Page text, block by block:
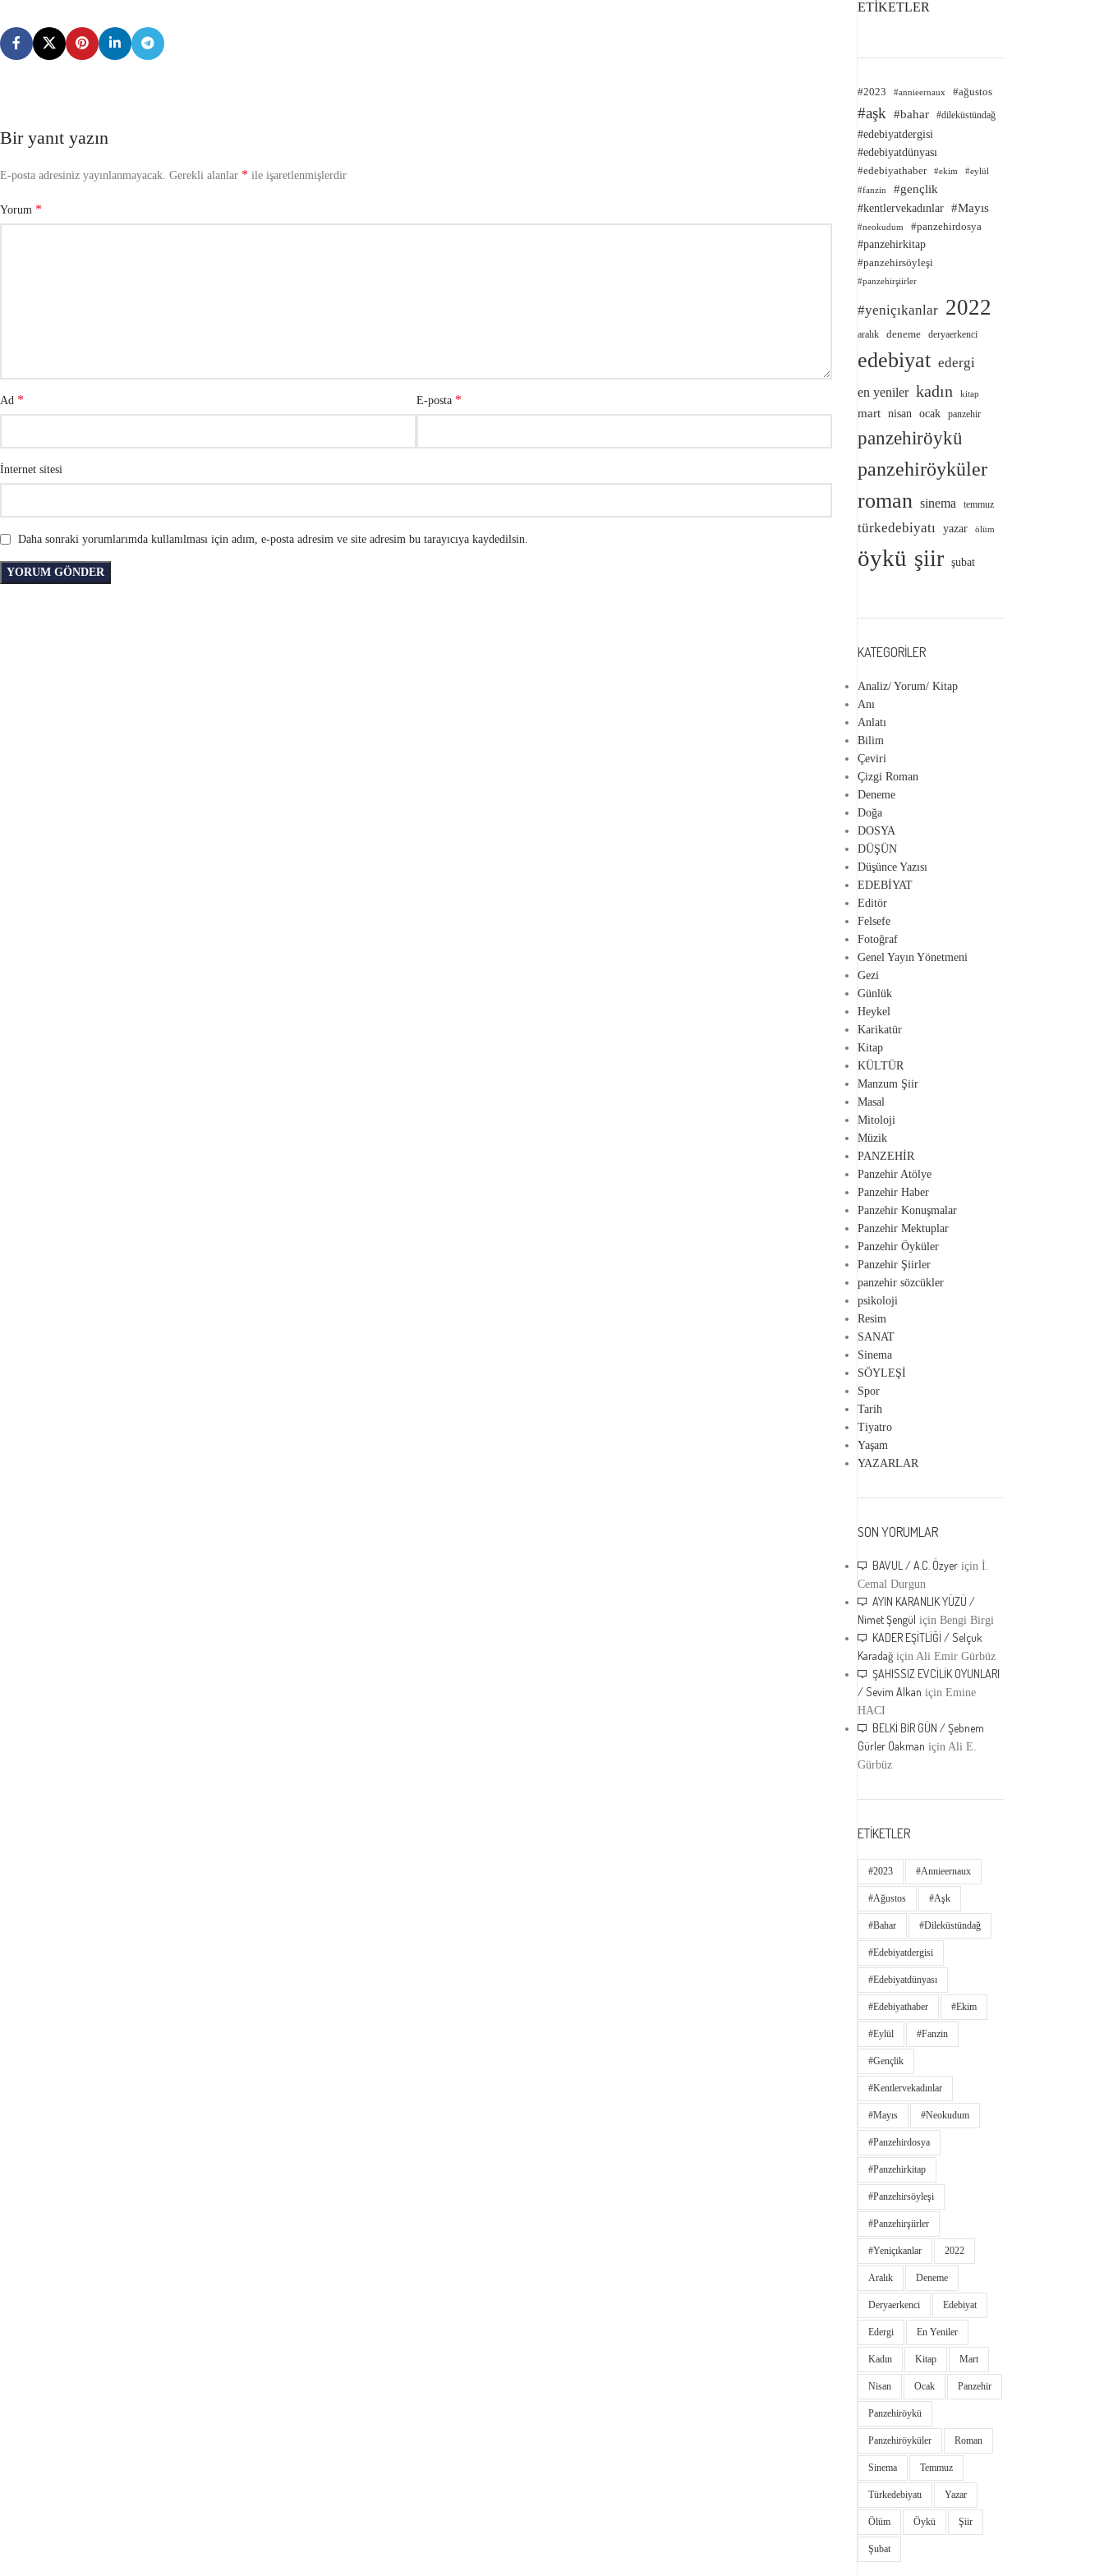
Bir yanıt yazın
E-posta adresiniz yayınlanmayacak. Gerekli alanlar * ile işaretlenmişlerdir
Yorum *
Ad * E-posta *
İnternet sitesi
Daha sonraki yorumlarımda kullanılması için adım, e-posta adresim ve site adresim bu tarayıcıya kaydedilsin.
ETİKETLER
#2023 #annieernaux #ağustos
#aşk #bahar #dileküstündağ
#edebiyatdergisi
#edebiyatdünyası
#edebiyathaber #ekim #eylül
#fanzin
#gençlik
#kentlervekadınlar #Mayıs
#neokudum
#panzehirdosya
#panzehirkitap
#panzehirsöyleşi
#panzehirşiirler
#yeniçıkanlar 2022
aralık deneme deryaerkenci
edebiyat edergi
en yeniler kadın kitap
mart nisan ocak panzehir
panzehiröykü
panzehiröyküler
roman sinema temmuz
türkedebiyatı yazar ölüm
öykü şiir şubat
KATEGORILER
Analiz/ Yorum/ Kitap
Anı
Anlatı
Bilim
Çeviri
Çizgi Roman
Deneme
Doğa
DOSYA
DÜŞÜN
Düşünce Yazısı
EDEBİYAT
Editör
Felsefe
Fotoğraf
Genel Yayın Yönetmeni
Gezi
Günlük
Heykel
Karikatür
Kitap
KÜLTÜR
Manzum Şiir
Masal
Mitoloji
Müzik
PANZEHİR
Panzehir Atölye
Panzehir Haber
Panzehir Konuşmalar
Panzehir Mektuplar
Panzehir Öyküler
Panzehir Şiirler
panzehir sözcükler
psikoloji
Resim
SANAT
Sinema
SÖYLEŞİ
Spor
Tarih
Tiyatro
Yaşam
YAZARLAR
SON YORUMLAR
BAVUL / A.C. Özyer içinİ.
Cemal Durgun
AYIN KARANLIK YÜZÜ /
Nimet Şengül içinBengi Birgi
KADER EŞİTLİĞİ / Selçuk
Karadağ içinAli Emir Gürbüz
ŞAHISSIZ EVCİLİK OYUNLARI
/ Sevim Alkan içinEmine
HACI
BELKİ BİR GÜN / Şebnem
Gürler Oakman içinAli E.
Gürbüz
ETİKETLER
#2023 #annieernaux
#ağustos #aşk
#bahar #dileküstündağ
#edebiyatdergisi
#edebiyatdünyası
#edebiyathaber #ekim
#eylül #fanzin
#gençlik
#kentlervekadınlar
#Mayıs #neokudum
#panzehirdosya
#panzehirkitap
#panzehirsöyleşi
#panzehirşiirler
#yeniçıkanlar 2022
Aralık Deneme
Deryaerkenci Edebiyat
Edergi En Yeniler
Kadın Kitap Mart
Nisan Ocak Panzehir
Panzehiröykü
Panzehiröyküler Roman
Sinema Temmuz
Türkedebiyatı Yazar
Ölüm Öykü Şiir
Şubat